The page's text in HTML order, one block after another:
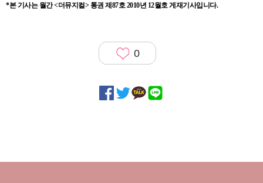
*본 기사는 월간 <더뮤지컬> 통권 제87호 2010년 12월호 게재기사입니다.
0